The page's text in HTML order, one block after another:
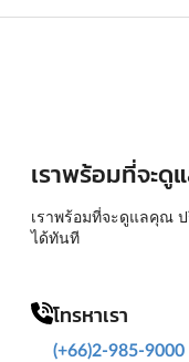
เราพร้อมที่จะ
เราพร้อมที่จะดูแลคุณ
ได้ทันที
โทรหาเรา
(+66)2-985-9000